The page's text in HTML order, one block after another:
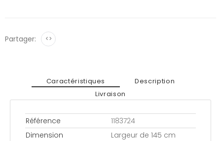
Partager: <>
Caractéristiques
Description
Livraison
Référence
1183724
Dimension
Largeur de 145 cm